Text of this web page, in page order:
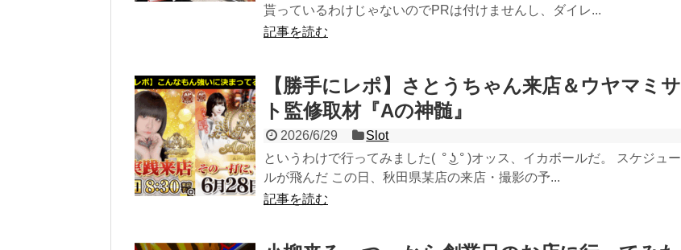
貰っているわけじゃないのでPRは付けませんし、ダイレ...
記事を読む
【勝手にレポ】さとうちゃん来店＆ウヤマミサ
ト監修取材『Aの神髄』
2026/6/29
Slot
というわけで行ってみました( ° ͜ʖ ° )オッス、イカボールだ。 スケジュー
ルが飛んだ この日、秋田県某店の来店・撮影の予...
記事を読む